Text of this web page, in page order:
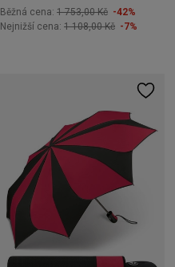
Běžná cena: 1 753,00 Kč -42%
Nejnižší cena: 1 108,00 Kč -7%